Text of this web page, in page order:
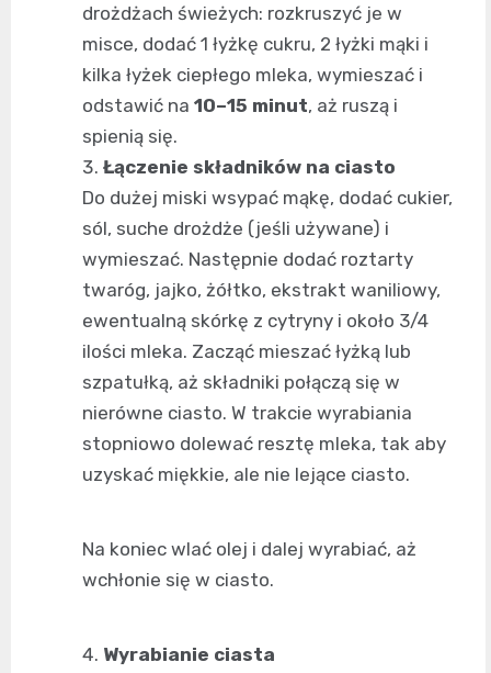
drożdżach świeżych: rozkruszyć je w
misce, dodać 1 łyżkę cukru, 2 łyżki mąki i
kilka łyżek ciepłego mleka, wymieszać i
odstawić na 10–15 minut, aż ruszą i
spienią się.
Łączenie składników na ciasto
Do dużej miski wsypać mąkę, dodać cukier,
sól, suche drożdże (jeśli używane) i
wymieszać. Następnie dodać roztarty
twaróg, jajko, żółtko, ekstrakt waniliowy,
ewentualną skórkę z cytryny i około 3/4
ilości mleka. Zacząć mieszać łyżką lub
szpatułką, aż składniki połączą się w
nierówne ciasto. W trakcie wyrabiania
stopniowo dolewać resztę mleka, tak aby
uzyskać miękkie, ale nie lejące ciasto.
Na koniec wlać olej i dalej wyrabiać, aż
wchłonie się w ciasto.
Wyrabianie ciasta